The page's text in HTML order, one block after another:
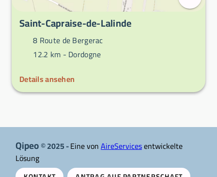
Saint-Capraise-de-Lalinde
8 Route de Bergerac
12.2 km - Dordogne
Details ansehen
Qipeo© 2025 -Eine vonAireServicesentwickelte
Lösung